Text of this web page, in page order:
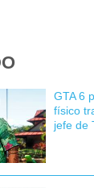
GTA 6
físico
jefe de